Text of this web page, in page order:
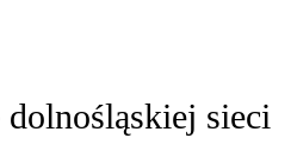
sieci